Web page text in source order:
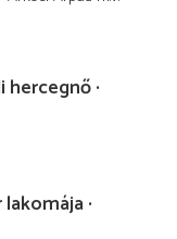
hercegnő
lakomája